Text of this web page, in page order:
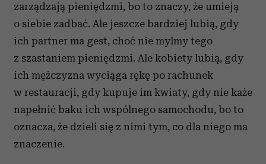
zarządzają pieniędzmi, bo to znaczy, że umieją
o siebie zadbać. Ale jeszcze bardziej lubią, gdy
ich partner ma gest, choć nie mylmy tego
z szastaniem pieniędzmi. Ale kobiety lubią, gdy
ich mężczyzna wyciąga rękę po rachunek
w restauracji, gdy kupuje im kwiaty, gdy nie każe
napełnić baku ich wspólnego samochodu, bo to
oznacza, że dzieli się z nimi tym, co dla niego ma
znaczenie.